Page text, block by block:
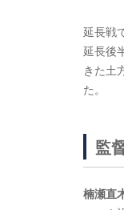
延長戦
延長後
きた土
た。
監
楠瀬直